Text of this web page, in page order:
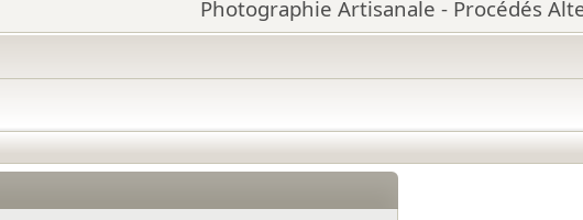
Photographie Artisanale - Procédés